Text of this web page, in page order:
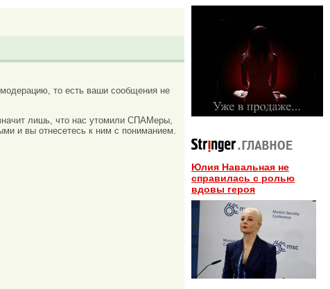
то есть ваши сообщения не
лишь, что нас утомили СПАМеры,
и вы отнесетесь к ним с пониманием.
Юлия Навальная не
справилась с ролью
вдовы героя